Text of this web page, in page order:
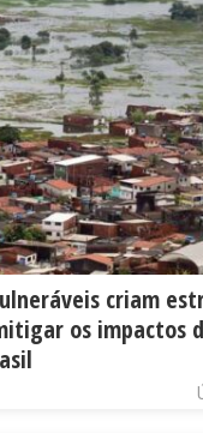
criam
os impactos